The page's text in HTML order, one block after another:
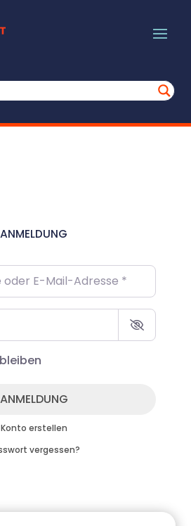
ANMELDUNG
E-Mail-Adresse
ANMELDUNG
Konto erstellen
vergessen?